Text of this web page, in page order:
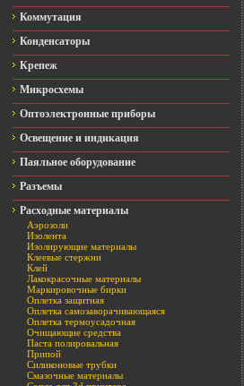
Коммутация
Конденсаторы
Крепеж
Микросхемы
Оптоэлектронные приборы
Освещение и индикация
Паяльное оборудование
Разъемы
Расходные материалы
Аэрозоли
Изолента
Изолирующие материалы
Клеевые стержни
Клей
Лакокрасочные материалы
Маркировочные бирки
Оплетка защитная
Оплетка самозаворачивающаяся
Оплетка термоусадочная
Очищающие средства
Паста полировальная
Припой
Силиконовые трубки
Смазочные материалы